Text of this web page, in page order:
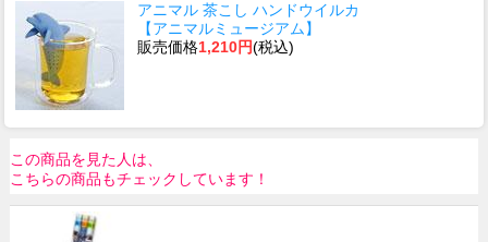
アニマル 茶こし ハンドウイルカ
【アニマルミュージアム】
販売価格1,210円(税込)
この商品を見た人は、
こちらの商品もチェックしています！